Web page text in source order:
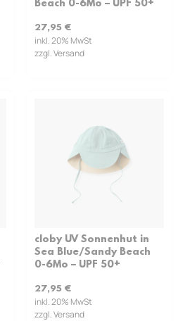
Beach 0-6Mo – UPF 50+
27,95 €
inkl. 20% MwSt
zzgl. Versand
cloby UV Sonnenhut in
Sea Blue/Sandy Beach
0-6Mo – UPF 50+
27,95 €
inkl. 20% MwSt
zzgl. Versand